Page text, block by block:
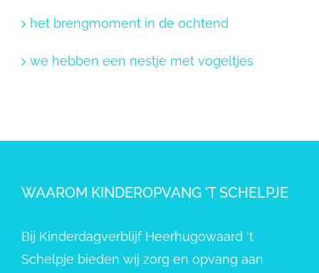
het brengmoment in de ochtend
we hebben een nestje met vogeltjes
WAAROM KINDEROPVANG ’T SCHELPJE
Bij Kinderdagverblijf Heerhugowaard ‘t
Schelpje bieden wij zorg en opvang aan